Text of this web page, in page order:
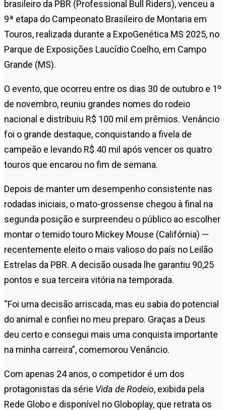
brasileiro da PBR (Professional Bull Riders), venceu a
9ª etapa do Campeonato Brasileiro de Montaria em
Touros, realizada durante a ExpoGenética MS 2025, no
Parque de Exposições Laucídio Coelho, em Campo
Grande (MS).
O evento, que ocorreu entre os dias 30 de outubro e 1º
de novembro, reuniu grandes nomes do rodeio
nacional e distribuiu R$ 100 mil em prêmios. Venâncio
foi o grande destaque, conquistando a fivela de
campeão e levando R$ 40 mil após vencer os quatro
touros que encarou no fim de semana.
Depois de manter um desempenho consistente nas
rodadas iniciais, o mato-grossense chegou à final na
segunda posição e surpreendeu o público ao escolher
montar o temido touro Mickey Mouse (Califórnia) —
recentemente eleito o mais valioso do país no Leilão
Estrelas da PBR. A decisão ousada lhe garantiu 90,25
pontos e sua terceira vitória na temporada.
“Foi uma decisão arriscada, mas eu sabia do potencial
do animal e confiei no meu preparo. Graças a Deus
deu certo e consegui mais uma conquista importante
na minha carreira”, comemorou Venâncio.
Com apenas 24 anos, o competidor é um dos
protagonistas da série Vida de Rodeio, exibida pela
Rede Globo e disponível no Globoplay, que retrata os